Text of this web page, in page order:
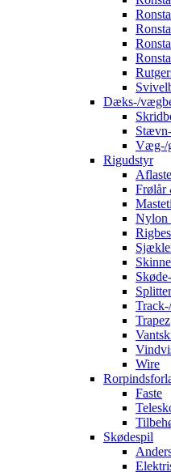
Dæks-/
Væg-/
Rigudstyr
Frølår
Nylon
Trapez
Wire
Faste
Skødespil